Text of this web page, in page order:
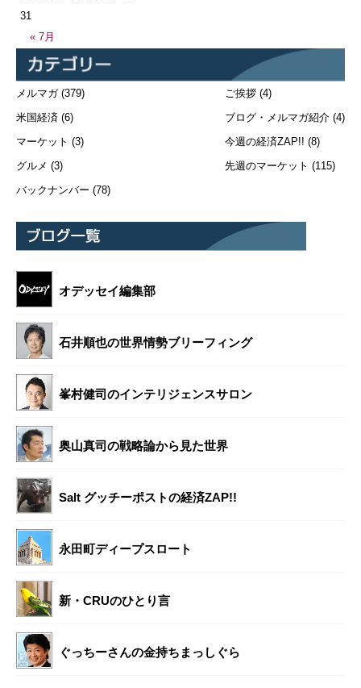
« 7月
31
メルマガ(379)
米国経済 (6)
マーケット (3)
グルメ (3)
バックナンバー (78)
ご挨拶 (4)
ブログ・メルマガ紹介 (4)
今週の経済ZAP!! (8)
先週のマーケット (115)
オデッセイ編集部
石井順也の世界情勢ブリーフィング
峯村健司のインテリジェンスサロン
奥山真司の戦略論から見た世界
Salt グッチーポストの経済ZAP!!
永田町ディープスロート
新・CRUのひとり言
ぐっちーさんの金持ちまっしぐら